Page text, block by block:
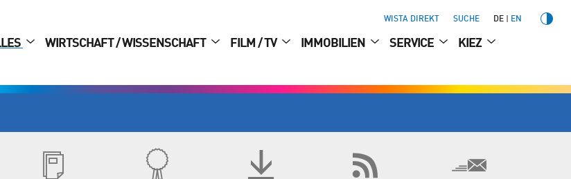
WISTA DIREKT SUCHE DE EN
WIRTSCHAFT / WISSENSCHAFT FILM / TV IMMOBILIEN SERVICE KIEZ